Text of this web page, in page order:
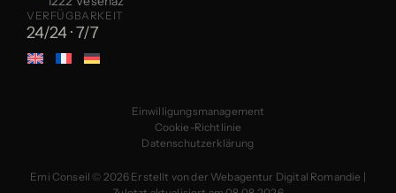
VERFÜGBARKEIT
24/24 · 7/7
Emi Conseil © 2026 Erstellt von der Webagentur Digital Romandie |
Einwilligungsmanagement
Cookie-Richtlinie
Datenschutzerklärung